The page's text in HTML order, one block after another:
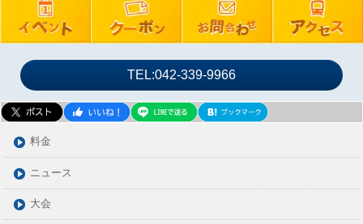
2024年05月
2024年04月
2024年03月
2024年02月
2024年01月
2023年12月
2023年11月
2023年10月
2023年09月
TEL:042-339-9966
料金
ニュース
大会